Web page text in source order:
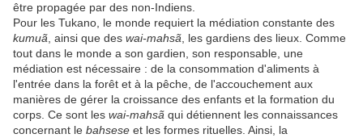
être propagée par des non-Indiens.
Pour les Tukano, le monde requiert la médiation constante des
kumuã , ainsi que des wai-mahsã , les gardiens des lieux. Comme
tout dans le monde a son gardien, son responsable, une
médiation est nécessaire : de la consommation d'aliments à
l'entrée dans la forêt et à la pêche, de l'accouchement aux
manières de gérer la croissance des enfants et la formation du
corps. Ce sont les wai-mahsã qui détiennent les connaissances
concernant le bahsese et les formes rituelles. Ainsi, la